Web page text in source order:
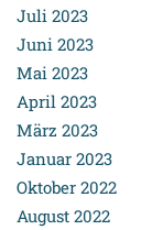
Juli 2023
Juni 2023
Mai 2023
April 2023
März 2023
Januar 2023
Oktober 2022
August 2022